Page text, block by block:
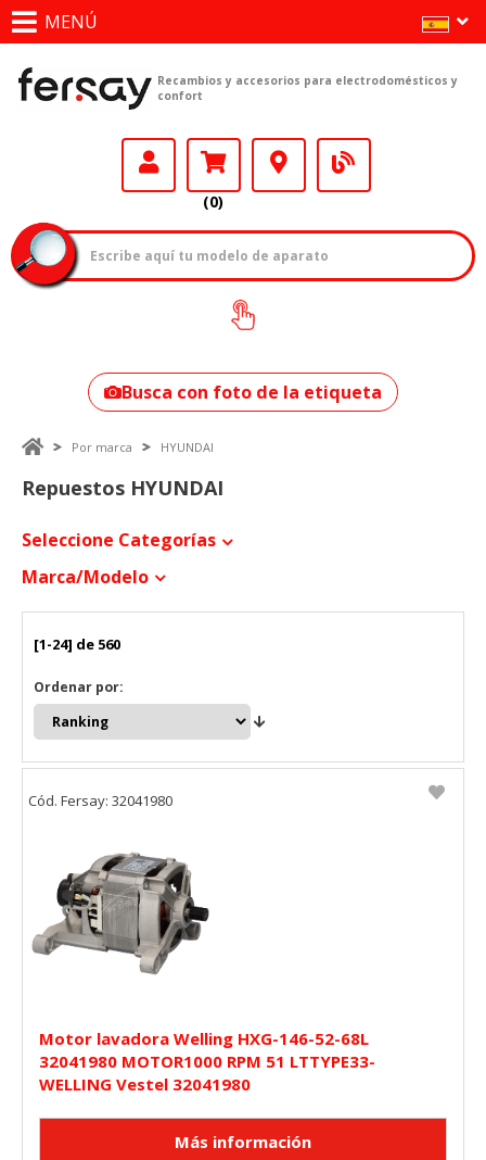
MENÚ
Recambios y accesorios para electrodomésticos y
confort
(0)
¿Cómo encontrar
tu modelo?
Busca con foto de la etiqueta
Por marca HYUNDAI
Repuestos HYUNDAI
Seleccione Categorías
Marca/modelo
[1-24] de 560
Ordenar por:
Motor lavadora Welling HXG-146-52-68L
32041980 MOTOR1000 RPM 51 LTTYPE33-
WELLING Vestel 32041980
Cód. Fersay: 32041980